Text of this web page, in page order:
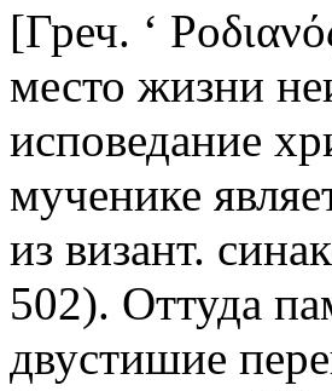
[Греч. ‘
место жизни
исповедание
мученике
из визант.
502). Оттуда
двустишие